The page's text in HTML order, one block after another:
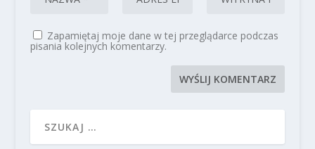
Zapamiętaj moje dane w tej przeglądarce podczas
pisania kolejnych komentarzy.